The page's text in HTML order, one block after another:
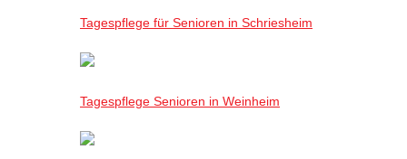
Tagespflege für Senioren in Schriesheim
Tagespflege Senioren in Weinheim